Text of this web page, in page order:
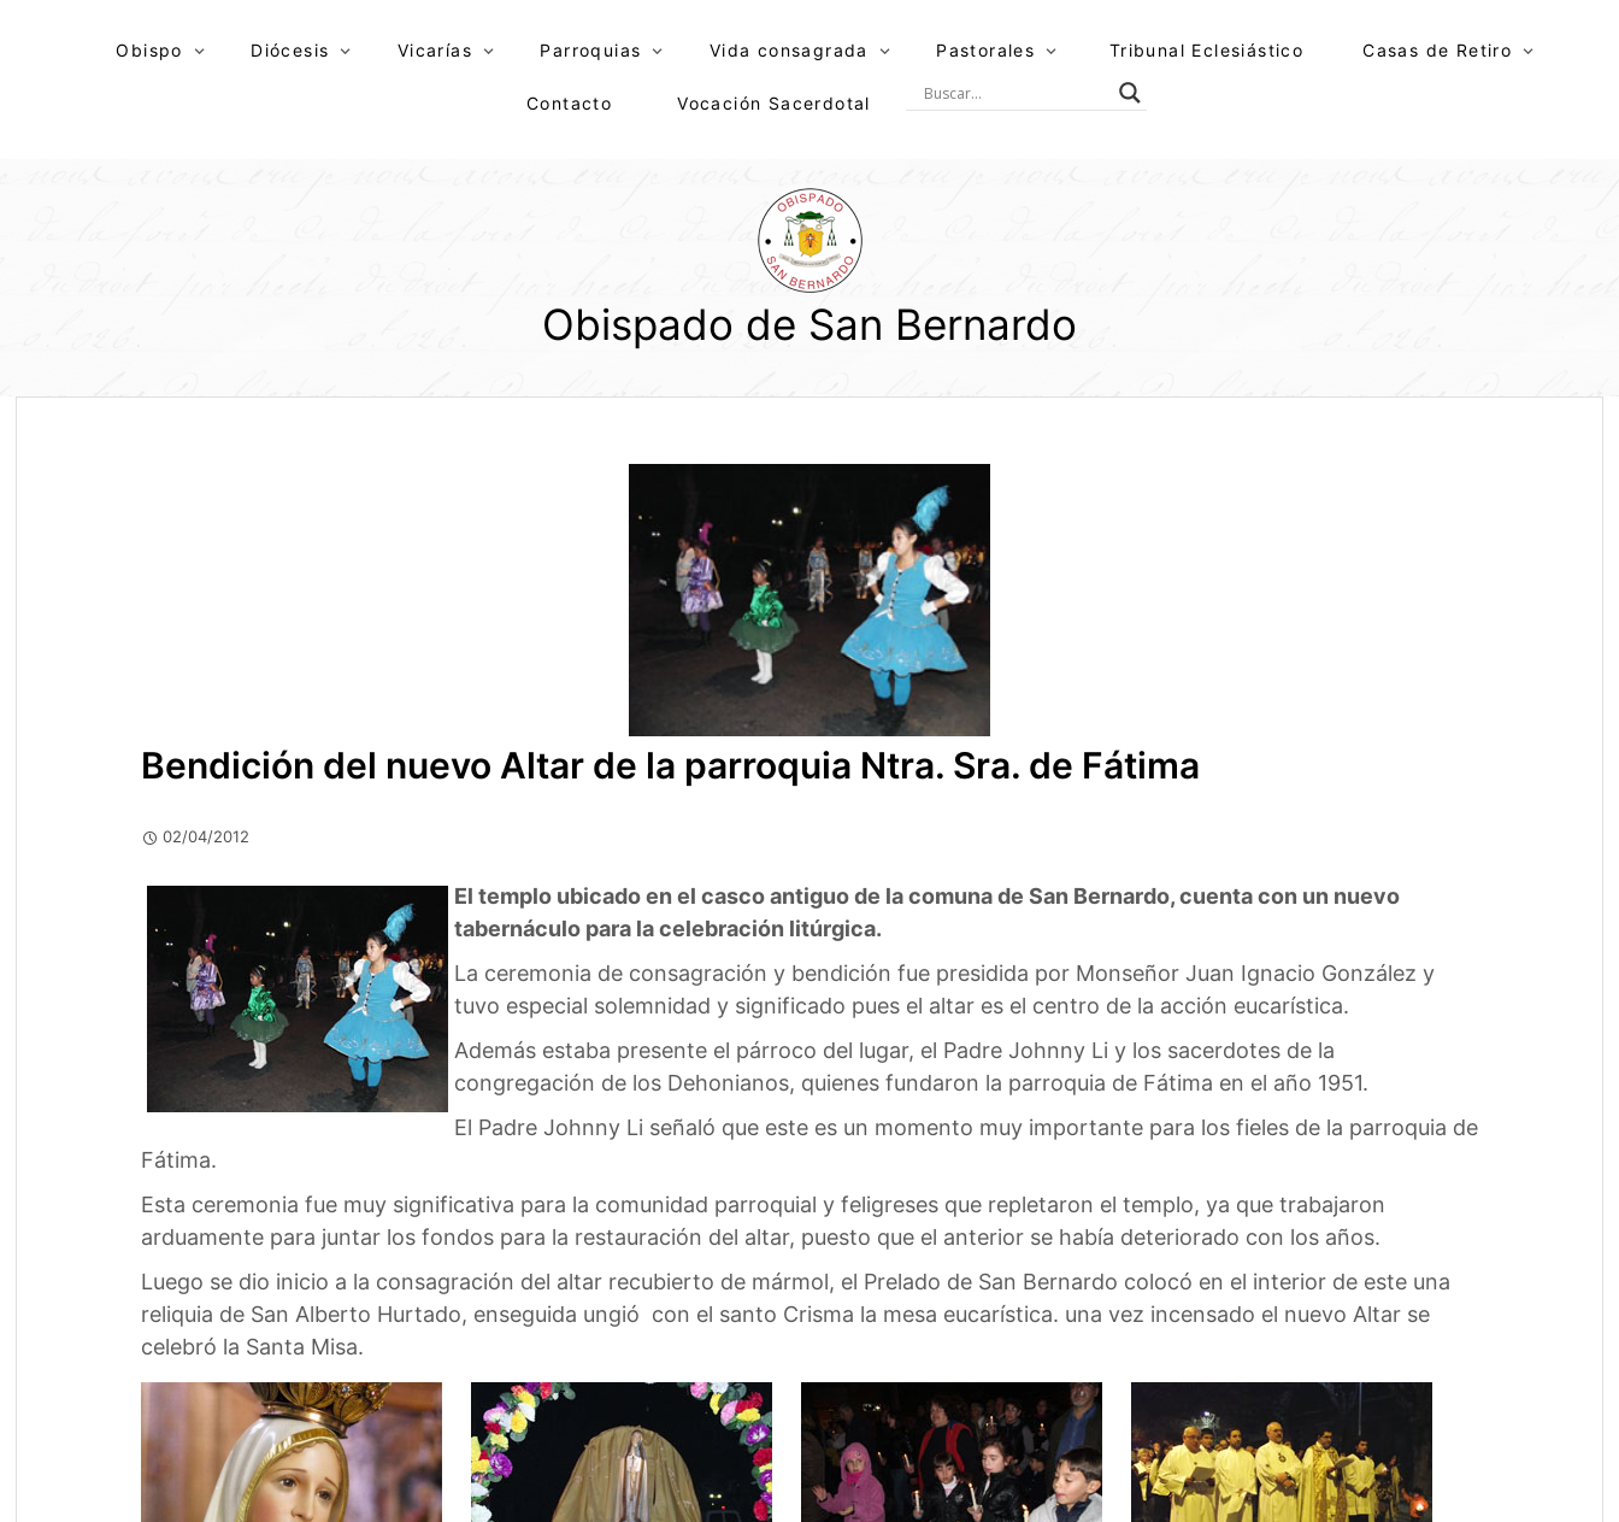
Obispo Diócesis Vicarías Parroquias Vida consagrada Pastorales Tribunal Eclesiástico Casas de Retiro
Contacto Vocación Sacerdotal
Obispado de San Bernardo
Bendición del nuevo Altar de la parroquia Ntra. Sra. de Fátima
02/04/2012
El templo ubicado en el casco antiguo de la comuna de San Bernardo, cuenta con un nuevo
tabernáculo para la celebración litúrgica.
La ceremonia de consagración y bendición fue presidida por Monseñor Juan Ignacio González y
tuvo especial solemnidad y significado pues el altar es el centro de la acción eucarística.
Además estaba presente el párroco del lugar, el Padre Johnny Li y los sacerdotes de la
congregación de los Dehonianos, quienes fundaron la parroquia de Fátima en el año 1951.
El Padre Johnny Li señaló que este es un momento muy importante para los fieles de la parroquia de
Fátima.
Esta ceremonia fue muy significativa para la comunidad parroquial y feligreses que repletaron el templo, ya que trabajaron
arduamente para juntar los fondos para la restauración del altar, puesto que el anterior se había deteriorado con los años.
Luego se dio inicio a la consagración del altar recubierto de mármol, el Prelado de San Bernardo colocó en el interior de este una
reliquia de San Alberto Hurtado, enseguida ungió con el santo Crisma la mesa eucarística. una vez incensado el nuevo Altar se
celebró la Santa Misa.